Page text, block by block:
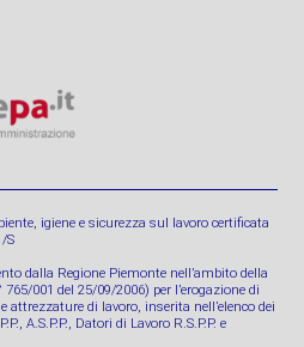
igiene e sicurezza sul lavoro certificata
S
dalla Regione Piemonte nell’ambito della
001 del 25/09/2006) per l’erogazione di
di lavoro, inserita nell’elenco dei
A.S.P.P., Datori di Lavoro R.S.P.P. e